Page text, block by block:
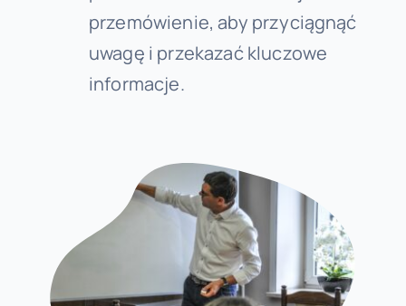
przemówienie, aby przyciągnąć
uwagę i przekazać kluczowe
informacje.